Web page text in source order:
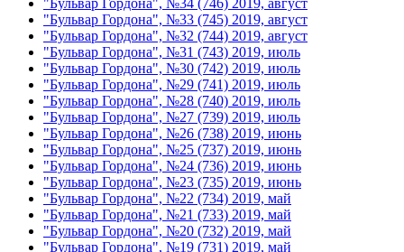
"Бульвар Гордона", №33 (745) 2019, август
"Бульвар Гордона", №32 (744) 2019, август
"Бульвар Гордона", №31 (743) 2019, июль
"Бульвар Гордона", №30 (742) 2019, июль
"Бульвар Гордона", №29 (741) 2019, июль
"Бульвар Гордона", №28 (740) 2019, июль
"Бульвар Гордона", №27 (739) 2019, июль
"Бульвар Гордона", №26 (738) 2019, июнь
"Бульвар Гордона", №25 (737) 2019, июнь
"Бульвар Гордона", №24 (736) 2019, июнь
"Бульвар Гордона", №23 (735) 2019, июнь
"Бульвар Гордона", №22 (734) 2019, май
"Бульвар Гордона", №21 (733) 2019, май
"Бульвар Гордона", №20 (732) 2019, май
"Бульвар Гордона", №19 (731) 2019, май